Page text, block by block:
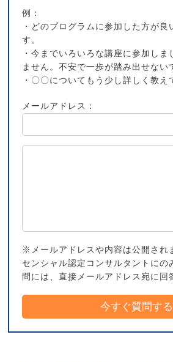
例：
・どのプログラムに参加した方が良
す。
・今までいろいろな講座に参加し
ません。不安で一歩が踏み出せない
・〇〇についてもう少し詳しく教え
メールアドレス：
※メールアドレスや内容は公開され
センシャル認定コンサルタントにの
問には、直接メールアドレス宛に回